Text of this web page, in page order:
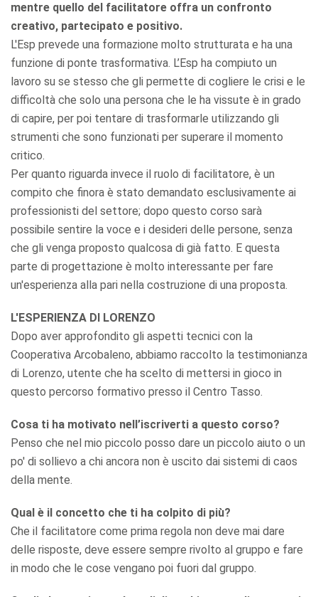
mentre quello del facilitatore offra un confronto
creativo, partecipato e positivo.
L'Esp prevede una formazione molto strutturata e ha una
funzione di ponte trasformativa. L’Esp ha compiuto un
lavoro su se stesso che gli permette di cogliere le crisi e le
difficoltà che solo una persona che le ha vissute è in grado
di capire, per poi tentare di trasformarle utilizzando gli
strumenti che sono funzionati per superare il momento
critico.
Per quanto riguarda invece il ruolo di facilitatore, è un
compito che finora è stato demandato esclusivamente ai
professionisti del settore; dopo questo corso sarà
possibile sentire la voce e i desideri delle persone, senza
che gli venga proposto qualcosa di già fatto. E questa
parte di progettazione è molto interessante per fare
un'esperienza alla pari nella costruzione di una proposta.
L'ESPERIENZA DI LORENZO
Dopo aver approfondito gli aspetti tecnici con la
Cooperativa Arcobaleno, abbiamo raccolto la testimonianza
di Lorenzo, utente che ha scelto di mettersi in gioco in
questo percorso formativo presso il Centro Tasso.
Cosa ti ha motivato nell’iscriverti a questo corso?
Penso che nel mio piccolo posso dare un piccolo aiuto o un
po' di sollievo a chi ancora non è uscito dai sistemi di caos
della mente.
Qual è il concetto che ti ha colpito di più?
Che il facilitatore come prima regola non deve mai dare
delle risposte, deve essere sempre rivolto al gruppo e fare
in modo che le cose vengano poi fuori dal gruppo.